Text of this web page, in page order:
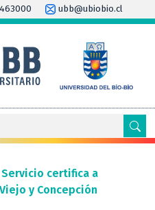
ubb@ubiobio.cl
certifica a
y Concepción